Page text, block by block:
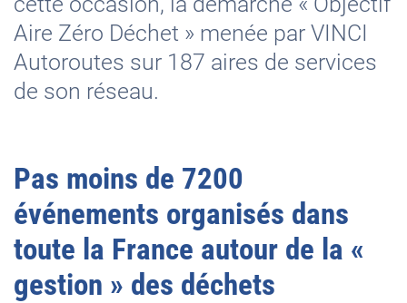
Aire Zéro Déchet » menée par VINCI
Autoroutes sur 187 aires de services
de son réseau.
Pas moins de 7200
événements organisés dans
toute la France autour de la «
gestion » des déchets